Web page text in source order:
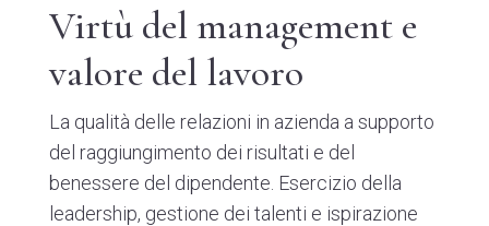
Virtù del management e
valore del lavoro
La qualità delle relazioni in azienda a supporto
del raggiungimento dei risultati e del
benessere del dipendente. Esercizio della
leadership, gestione dei talenti e ispirazione